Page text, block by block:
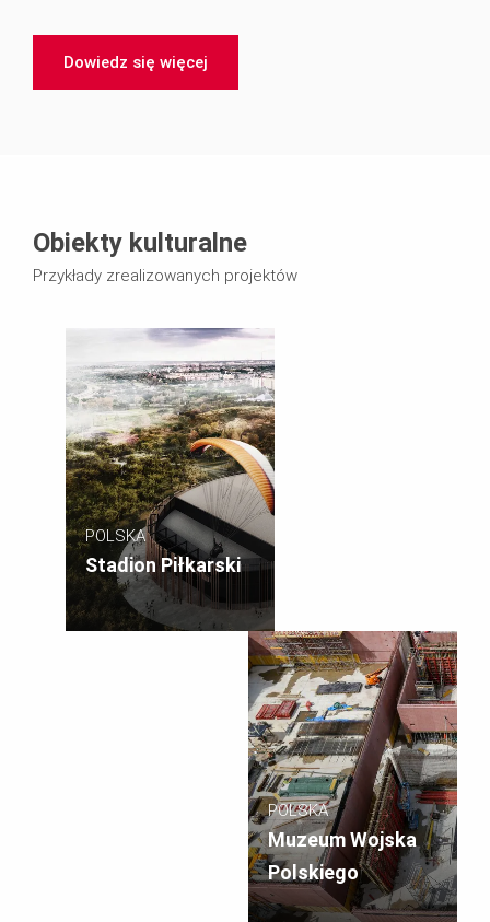
Dowiedz się więcej
Obiekty kulturalne
Przykłady zrealizowanych projektów
POLSKA
Stadion Piłkarski
POLSKA
Muzeum Wojska
Polskiego